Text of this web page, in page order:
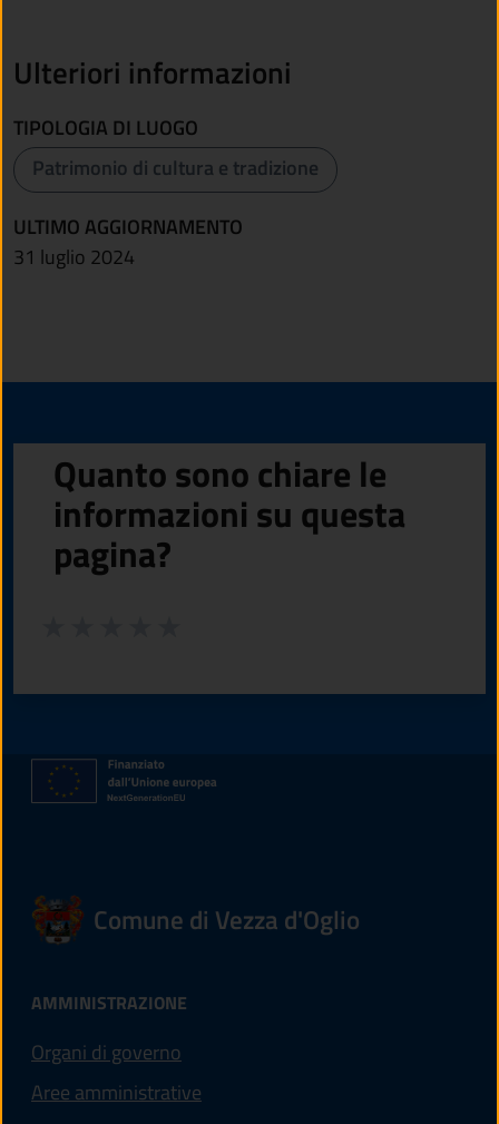
Ulteriori informazioni
TIPOLOGIA DI LUOGO
Patrimonio di cultura e tradizione
ULTIMO AGGIORNAMENTO
31 luglio 2024
Quanto sono chiare le
informazioni su questa
pagina?
Comune di Vezza d'Oglio
AMMINISTRAZIONE
Organi di governo
Aree amministrative